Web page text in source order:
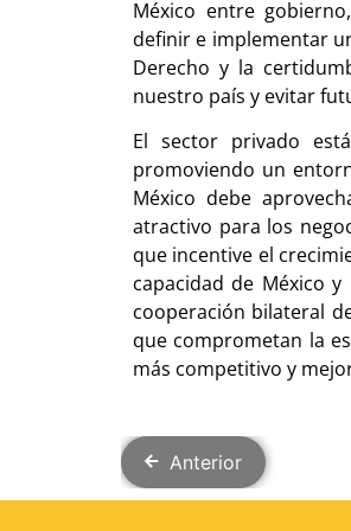
México entre
definir e implementar
Derecho y la
nuestro país y evitar
El sector privado
promoviendo un
México debe
atractivo para los
que incentive el
capacidad de México
cooperación bilateral
que comprometan la
más competitivo y
Anterior